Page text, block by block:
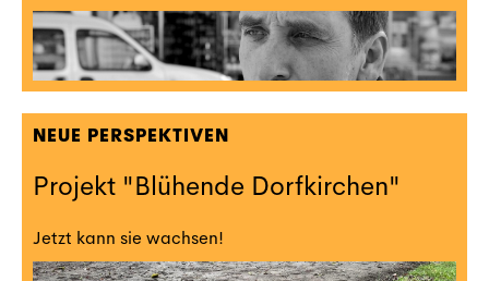
NEUE PERSPEKTIVEN
Projekt "Blühende Dorfkirchen"
Jetzt kann sie wachsen!